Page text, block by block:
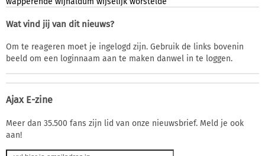
Wat vind jij van dit nieuws?
Om te reageren moet je ingelogd zijn. Gebruik de links bovenin
beeld om een loginnaam aan te maken danwel in te loggen.
Ajax E-zine
Meer dan 35.500 fans zijn lid van onze nieuwsbrief. Meld je ook
aan!